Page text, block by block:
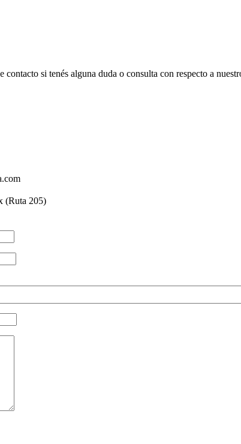
si tenés alguna duda o consulta con respecto a
(Ruta 205)